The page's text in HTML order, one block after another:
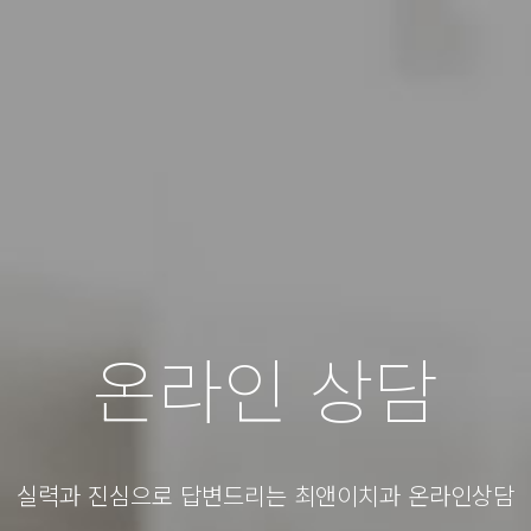
온라인 상담
실력과 진심으로 답변드리는 최앤이치과 온라인상담